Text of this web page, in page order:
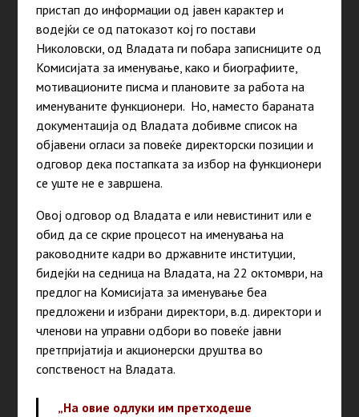
пристап до информации од јавен карактер и
водејќи се од патоказот кој го постави
Николовски, од Владата ги побара записниците од
Комисијата за именување, како и биографиите,
мотивационите писма и плановите за работа на
именуваните функционери. Но, наместо бараната
документација од Владата добивме список на
објавени огласи за повеќе директорски позиции и
одговор дека постапката за избор на функционери
се уште не е завршена.
Овој одговор од Владата е или невистинит или е
обид да се скрие процесот на именувања на
раководните кадри во државните институции,
бидејќи на седница на Владата, на 22 октомври, на
предлог на Комисијата за именување беа
предложени и избрани директори, в.д. директори и
членови на управни одбори во повеќе јавни
претпријатија и акционерски друштва во
сопственост на Владата.
„На овие одлуки им претходеше